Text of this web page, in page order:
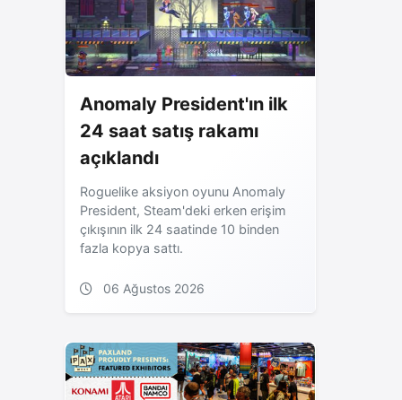
Anomaly President'ın ilk
24 saat satış rakamı
açıklandı
Roguelike aksiyon oyunu Anomaly
President, Steam'deki erken erişim
çıkışının ilk 24 saatinde 10 binden
fazla kopya sattı.
06 Ağustos 2026